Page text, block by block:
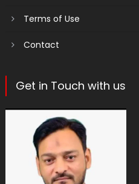
Terms of Use
Contact
Get in Touch with us